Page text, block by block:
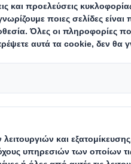
Πιστεύουμε ότι η
του
στις
μας
της καλύτερης
άμεση
των
μεγαλύτερης